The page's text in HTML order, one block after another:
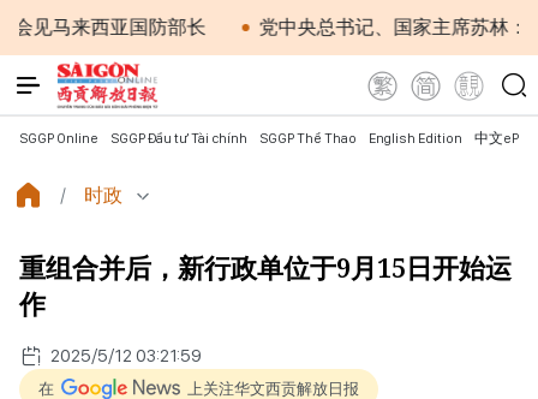
来西亚国防部长 党中央总书记、国家主席苏林：越南
SGGP Online SGGP Đầu tư Tài chính SGGP Thể Thao English Edition 中文
时政
重组合并后，新行政单位于9月15日开始运
作
2025/5/12 03:21:59
在 上关注华文西贡解放日报